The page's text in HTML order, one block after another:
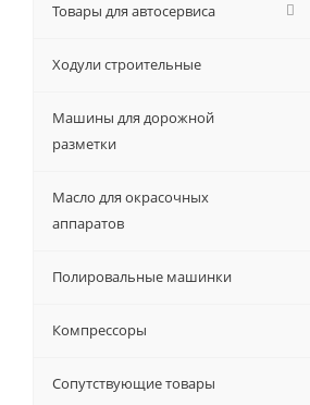
Товары для автосервиса
Ходули строительные
Машины для дорожной
разметки
Масло для окрасочных
аппаратов
Полировальные машинки
Компрессоры
Сопутствующие товары